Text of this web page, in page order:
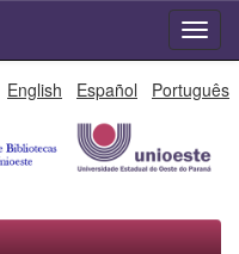
English Español Português